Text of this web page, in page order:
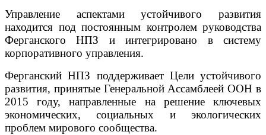
Управление аспектами устойчивого развития
находится под постоянным контролем руководства
Ферганского НПЗ и интегрировано в систему
корпоративного управления.
Ферганский НПЗ поддерживает Цели устойчивого
развития, принятые Генеральной Ассамблеей ООН в
2015 году, направленные на решение ключевых
экономических, социальных и экологических
проблем мирового сообщества.